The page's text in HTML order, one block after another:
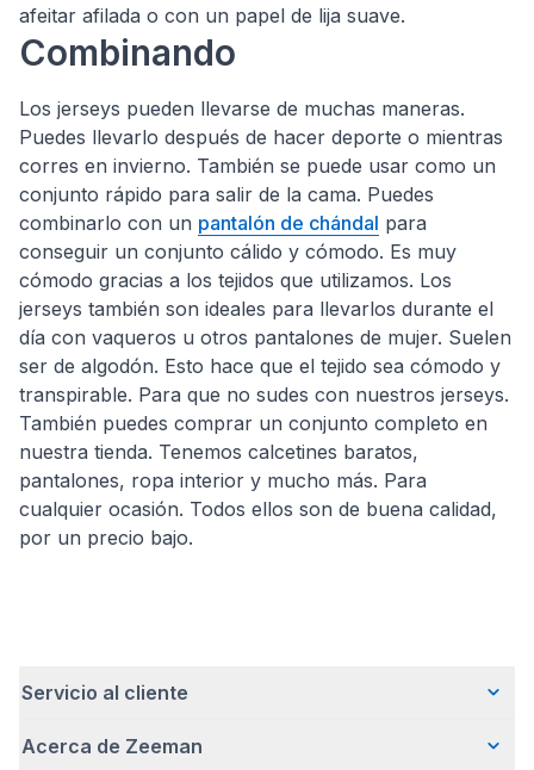
afeitar afilada o con un papel de lija suave.
Combinando
Los jerseys pueden llevarse de muchas maneras.
Puedes llevarlo después de hacer deporte o mientras
corres en invierno. También se puede usar como un
conjunto rápido para salir de la cama. Puedes
combinarlo con un pantalón de chándal para
conseguir un conjunto cálido y cómodo. Es muy
cómodo gracias a los tejidos que utilizamos. Los
jerseys también son ideales para llevarlos durante el
día con vaqueros u otros pantalones de mujer. Suelen
ser de algodón. Esto hace que el tejido sea cómodo y
transpirable. Para que no sudes con nuestros jerseys.
También puedes comprar un conjunto completo en
nuestra tienda. Tenemos calcetines baratos,
pantalones, ropa interior y mucho más. Para
cualquier ocasión. Todos ellos son de buena calidad,
por un precio bajo.
Servicio al cliente
Preguntas frecuentes
Acerca de Zeeman